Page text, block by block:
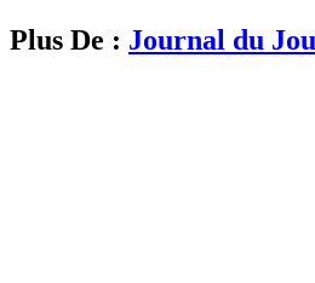
Plus De : Journal du